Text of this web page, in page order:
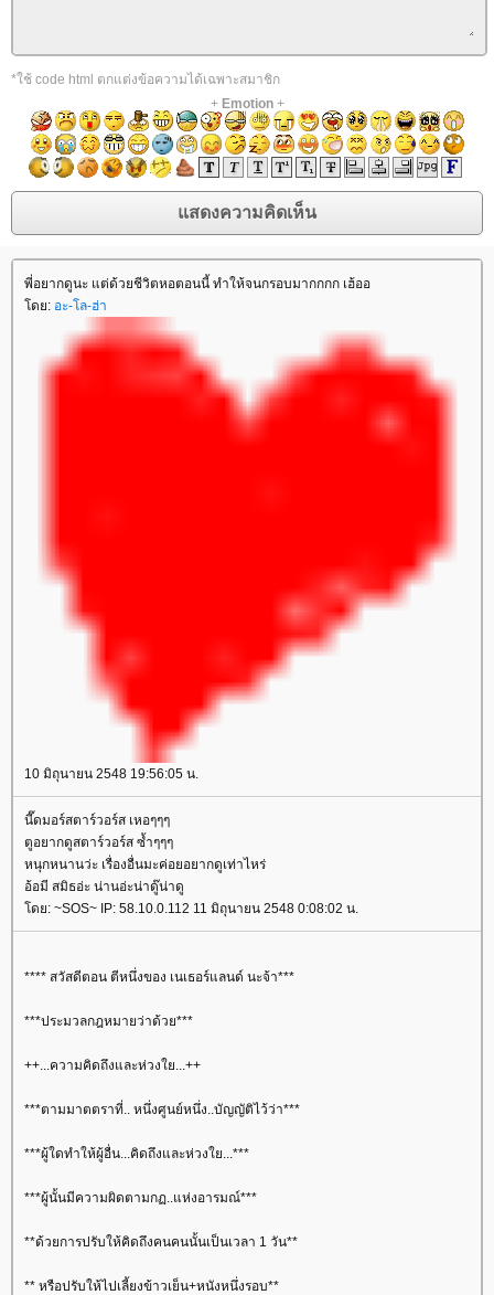
*ใช้ code html ตกแต่งข้อความได้เฉพาะสมาชิก
+ Emotion+
พี่อยากดูนะ แต่ด้วยชีวิตหอตอนนี้ ทำให้จนกรอบมากกกก เฮ้ออ
ดย: อะ-โล-ฮ่า
10 มิถุนายน 2548 19:56:05 น.
นี๊ดมอร์สตาร์วอร์ส เหอๆๆๆ
ตูอยากดูสตาร์วอร์ส ซ้ำๆๆๆ
หนุกหนานว่ะ เรื่องอื่นมะค่อยอยากดูเท่าไหร่
อ้อมี สมิธอ่ะ น่านอ่ะน่าดู๊น่าดู
ดย: ~SOS~ IP: 58.10.0.112 11 มิถุนายน 2548 0:08:02 น.
**** สวัสดีตอน ตีหนึ่งของ เนเธอร์แลนด์ นะจ้า***
***ประมวลกฎหมายว่าด้วย***
++...ความคิดถึงและห่วงใย...++
***ตามมาตตราที่.. หนึ่งศูนย์หนึ่ง..บัญญัติไว้ว่า***
***ผู้ใดทำให้ผู้อื่น...คิดถึงและห่วงใย...***
***ผู้นั้นมีความผิดตามกฏ..แห่งอารมณ์***
**ด้วยการปรับให้คิดถึงคนคนนั้นเป็นเวลา 1 วัน**
** หรือปรับให้ไปเลี้ยงข้าวเย็น+หนังหนึ่งรอบ**